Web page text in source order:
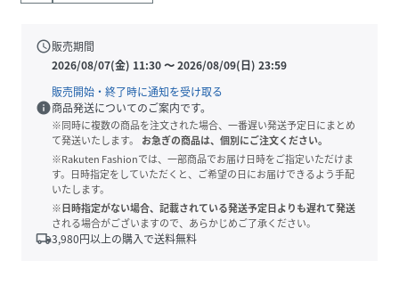
schedule販売期間
2026/08/07(金) 11:30〜2026/08/09(日) 23:59
販売開始・終了時に通知を受け取る
info商品発送についてのご案内です。
※同時に複数の商品を注文された場合、一番遅い発送予定日にまとめ
て発送いたします。
お急ぎの商品は、個別にご注文ください。
※Rakuten Fashionでは、一部商品でお届け日時をご指定いただけま
す。日時指定をしていただくと、ご希望の日にお届けできるよう手配
いたします。
※日時指定がない場合、記載されている発送予定日よりも遅れて発送
される場合がございますので、あらかじめご了承ください。
local_shipping3,980円以上の購入で送料無料